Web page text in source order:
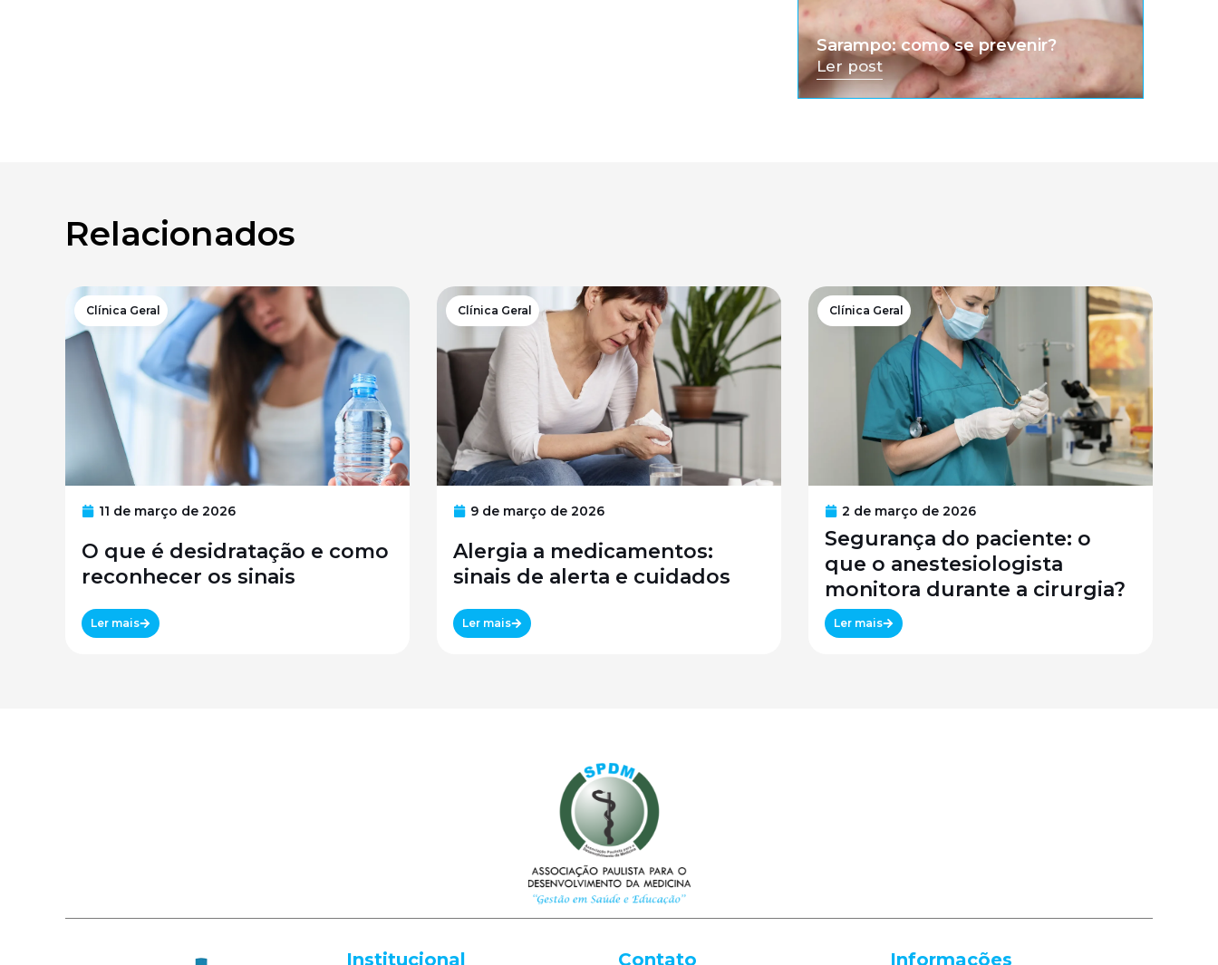
Sarampo: como se prevenir?
Ler post
Relacionados
Clínica Geral
11 de março de 2026
O que é desidratação e como
reconhecer os sinais
Ler mais
Clínica Geral
9 de março de 2026
Alergia a medicamentos:
sinais de alerta e cuidados
Ler mais
Clínica Geral
2 de março de 2026
Segurança do paciente: o
que o anestesiologista
monitora durante a cirurgia?
Ler mais
Institucional Contato Informações